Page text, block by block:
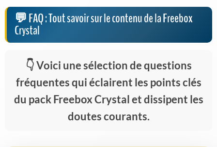
FAQ : Tout savoir sur le contenu de la Freebox
Crystal
Voici une sélection de questions
fréquentes qui éclairent les points clés
du pack Freebox Crystal et dissipent les
doutes courants.